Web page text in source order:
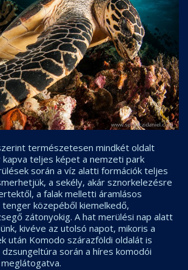
természetesen mindkét oldalt
kapva teljes képet a nemzeti park
során a víz alatti formációk teljes
a sekély, akár sznorkelezésre
a falak melletti áramlásos
közepéből kiemelkedő,
zátonyokig. A hat merülési nap alatt
kivéve az utolsó napot, mikoris a
után Komodo szárazföldi oldalát is
során a híres komodói